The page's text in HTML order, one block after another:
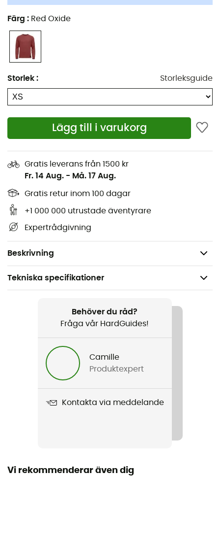
Färg : Red Oxide
Storlek : Storleksguide
Lägg till i varukorg
Gratis leverans från 1500 kr
Fr. 14 Aug. - Må. 17 Aug.
Gratis retur inom 100 dagar
+1 000 000 utrustade äventyrare
Expertrådgivning
Beskrivning
Ridge Logo Crew frånBlack Diamond
munkjacka
ekologisk bomullsom passar perfekt för kalla dagar i
temperaturen sjunker, och
undantag. Tack vare sin konstruktion i
och klassiska design är det denmunkjacka
för morgonpendlingar till gymmet, kyliga kvällar vid
klipporna eller en promenad runt staden en höstdag.
Vikt: 358 g
Tekniska specifikationer
Resa / Den dagliga
Produktnamn
Behöver du råd?
Fråga vår HardGuides!
Camille
Produktexpert
Kontakta via meddelande
Vi rekommenderar även dig